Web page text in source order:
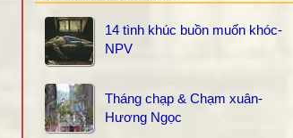
14 tình khúc buồn muốn khóc-
NPV
Tháng chạp & Chạm xuân-
Hương Ngọc